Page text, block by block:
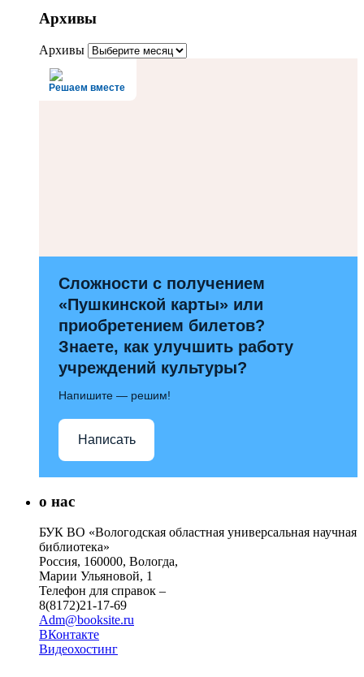
Архивы
Архивы
Решаем вместе
Сложности с получением
«Пушкинской карты» или
приобретением билетов?
Знаете, как улучшить работу
учреждений культуры?
Напишите — решим!
Написать
о нас
БУК ВО «Вологодская областная универсальная научная
библиотека»
Россия, 160000, Вологда,
Марии Ульяновой, 1
Телефон для справок –
8(8172)21-17-69
Adm@booksite.ru
ВКонтакте
Видеохостинг